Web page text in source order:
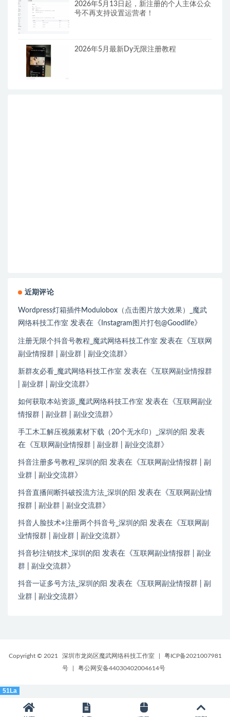
2026年5月13日起，新注册的个人主体公众
号不再支持设置运营者！
2026年5月最新Dy无限注册教程
近期评论
Wordpress灯箱插件Modulobox（点击图片放大效果）_魔武
网络科技工作室 发表在《 Instagram图片打包@Goodlife》
注册无限个抖音号教程_魔武网络科技工作室 发表在《互联网
副业情报群 | 副业群 | 副业交流群》
新群友必看_魔武网络科技工作室 发表在《互联网副业情报群
| 副业群 | 副业交流群》
如何获取本站资源_魔武网络科技工作室 发表在《互联网副业
情报群 | 副业群 | 副业交流群》
手工木工解压视频素材下载（20个无水印）_深圳的阳 发表
在《互联网副业情报群 | 副业群 | 副业交流群》
抖音注册多号教程_深圳的阳 发表在《互联网副业情报群 | 副
业群 | 副业交流群》
抖音直播间断抖破投流方法_深圳的阳 发表在《互联网副业情
报群 | 副业群 | 副业交流群》
抖音人脸技术+注册两个抖音号_深圳的阳 发表在《互联网副
业情报群 | 副业群 | 副业交流群》
抖音秒注销技术_深圳的阳 发表在《互联网副业情报群 | 副业
群 | 副业交流群》
抖音一证多号方法_深圳的阳 发表在《互联网副业情报群 | 副
业群 | 副业交流群》
Copyright © 2021 深圳市龙岗区魔武网络科技工作室
粤ICP备2021007981
号
粤公网安备44030402004614号
51La